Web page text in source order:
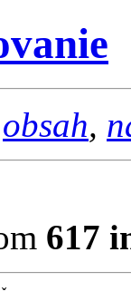
obsah,
617